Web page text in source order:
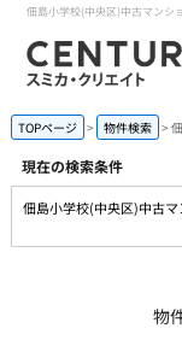
TOPページ 物件検索
現在の検索条件
佃島小学校(中央区)中古マ
物